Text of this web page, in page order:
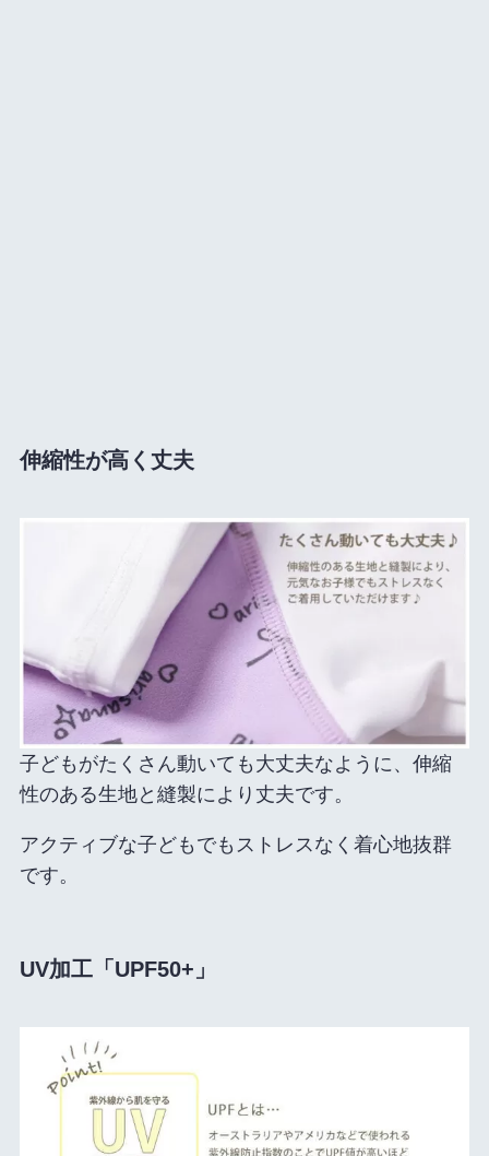
伸縮性が高く丈夫
子どもがたくさん動いても大丈夫なように、伸縮
性のある生地と縫製により丈夫です。
アクティブな子どもでもストレスなく着心地抜群
です。
UV加工「UPF50+」